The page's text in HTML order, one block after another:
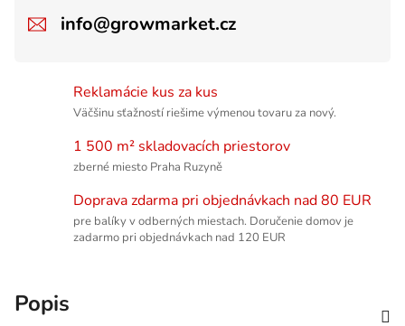
info@growmarket.cz
Reklamácie kus za kus
Väčšinu sťažností riešime výmenou tovaru za nový.
1 500 m² skladovacích priestorov
zberné miesto Praha Ruzyně
Doprava zdarma pri objednávkach nad 80 EUR
pre balíky v odberných miestach. Doručenie domov je
zadarmo pri objednávkach nad 120 EUR
Popis